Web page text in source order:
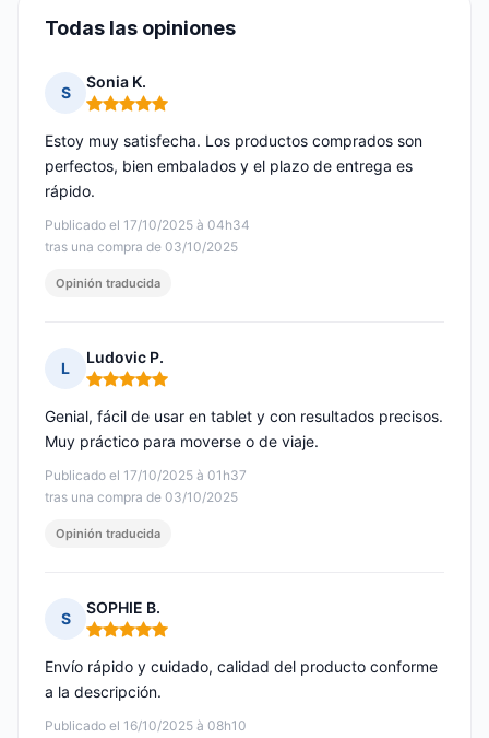
Todas las opiniones
S
Sonia K.
Nota: 5 de 5
Publicado el 17/10/2025 à 04h34
tras una compra de 03/10/2025
Estoy muy satisfecha. Los productos comprados son
perfectos, bien embalados y el plazo de entrega es
rápido.
Opinión traducida
L
Ludovic P.
Nota: 5 de 5
Publicado el 17/10/2025 à 01h37
tras una compra de 03/10/2025
Genial, fácil de usar en tablet y con resultados precisos.
Muy práctico para moverse o de viaje.
Opinión traducida
S
SOPHIE B.
Nota: 5 de 5
Publicado el 16/10/2025 à 08h10
Envío rápido y cuidado, calidad del producto conforme
a la descripción.